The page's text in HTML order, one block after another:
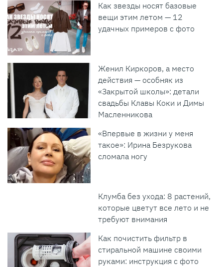
Как звезды носят базовые
вещи этим летом — 12
удачных примеров с фото
Женил Киркоров, а место
действия — особняк из
«Закрытой школы»: детали
свадьбы Клавы Коки и Димы
Масленникова
«Впервые в жизни у меня
такое»: Ирина Безрукова
сломала ногу
Клумба без ухода: 8 растений,
которые цветут все лето и не
требуют внимания
Как почистить фильтр в
стиральной машине своими
руками: инструкция с фото